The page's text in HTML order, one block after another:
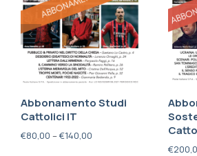
Abbonamento Studi
Cattolici IT
€80,00 –€140,00
€